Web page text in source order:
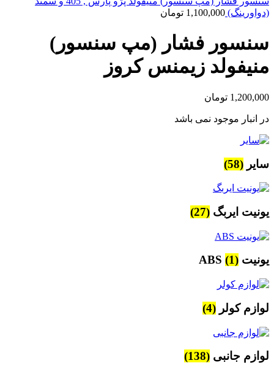
(دواورینگ) 1,100,000 تومان
سنسور فشار (مپ سنسور)
منیفولد زیمنس کروز
1,200,000 تومان
در انبار موجود نمی باشد
سایر (58)
یونیت ایربگ (27)
یونیت ABS (1)
لوازم کولر (4)
لوازم جانبی (138)